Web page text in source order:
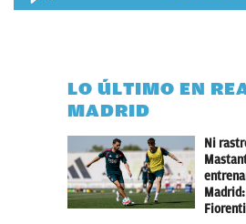
LO ÚLTIMO EN
MADRID
Ni